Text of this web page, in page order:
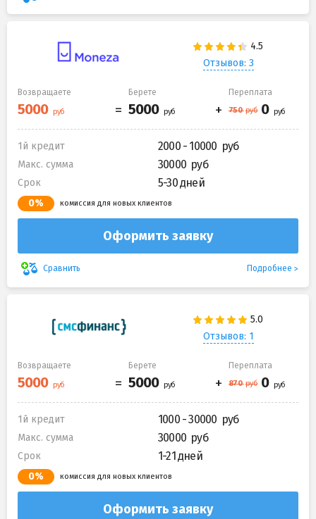
Отзывов: 3
Возвращаете Берете Переплата
1й кредит 2000 - 10000
Макс. сумма 30000
Срок 5-30 дней
0% комиссия для новых клиентов
Оформить заявку
Сравнить Подробнее
Отзывов: 1
Возвращаете Берете Переплата
1й кредит 1000 - 30000
Макс. сумма 30000
Срок 1-21 дней
0% комиссия для новых клиентов
Оформить заявку